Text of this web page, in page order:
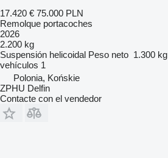
17.420 € 75.000 PLN
Remolque portacoches
2026
2.200 kg
Suspensión helicoidal Peso neto 1.300 kg
vehículos 1
Polonia, Końskie
ZPHU Delfin
Contacte con el vendedor